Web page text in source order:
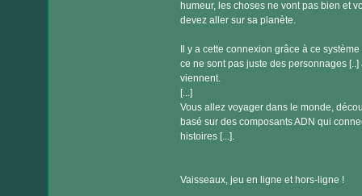
humeur, les choses ne vont pas bien et
devez aller sur sa planète.
Il y a cette connexion grâce à ce
ce ne sont pas juste des personnages
viennent.
[...]
Vous allez voyager dans le monde,
basé sur des composants ADN qui
histoires [...].
Vaisseaux, jeu en ligne et hors-ligne !